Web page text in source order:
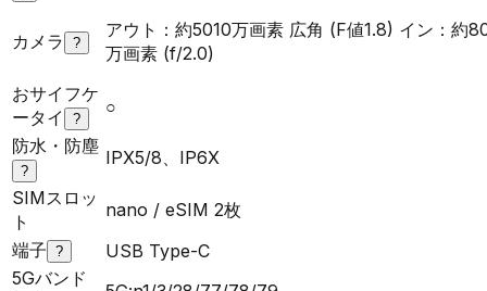
カメラ ?
アウト：約5010万画素 広角 (F値1.8) イン：約
万画素 (f/2.0)
おサイフケ
ータイ
?
○
防水・防塵
?
IPX5/8、IP6X
SIMスロッ
ト
nano / eSIM 2枚
端子 ?
USB Type-C
5Gバンド